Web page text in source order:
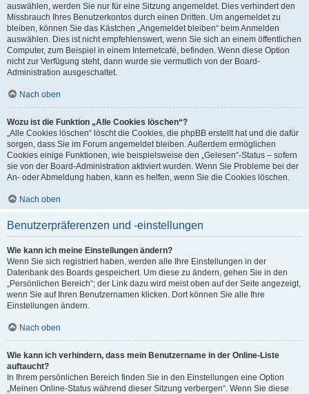
auswählen, werden Sie nur für eine Sitzung angemeldet. Dies verhindert den
Missbrauch Ihres Benutzerkontos durch einen Dritten. Um angemeldet zu
bleiben, können Sie das Kästchen „Angemeldet bleiben“ beim Anmelden
auswählen. Dies ist nicht empfehlenswert, wenn Sie sich an einem öffentlichen
Computer, zum Beispiel in einem Internetcafé, befinden. Wenn diese Option
nicht zur Verfügung steht, dann wurde sie vermutlich von der Board-
Administration ausgeschaltet.
Nach oben
Wozu ist die Funktion „Alle Cookies löschen“?
„Alle Cookies löschen“ löscht die Cookies, die phpBB erstellt hat und die dafür
sorgen, dass Sie im Forum angemeldet bleiben. Außerdem ermöglichen
Cookies einige Funktionen, wie beispielsweise den „Gelesen“-Status – sofern
sie von der Board-Administration aktiviert wurden. Wenn Sie Probleme bei der
An- oder Abmeldung haben, kann es helfen, wenn Sie die Cookies löschen.
Nach oben
Benutzerpräferenzen und -einstellungen
Wie kann ich meine Einstellungen ändern?
Wenn Sie sich registriert haben, werden alle Ihre Einstellungen in der
Datenbank des Boards gespeichert. Um diese zu ändern, gehen Sie in den
„Persönlichen Bereich“; der Link dazu wird meist oben auf der Seite angezeigt,
wenn Sie auf Ihren Benutzernamen klicken. Dort können Sie alle Ihre
Einstellungen ändern.
Nach oben
Wie kann ich verhindern, dass mein Benutzername in der Online-Liste
auftaucht?
In Ihrem persönlichen Bereich finden Sie in den Einstellungen eine Option
„Meinen Online-Status während dieser Sitzung verbergen“. Wenn Sie diese